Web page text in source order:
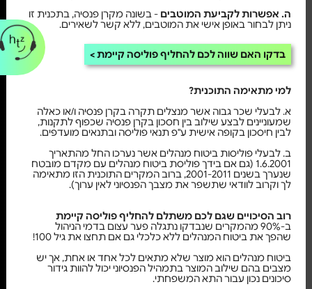
ה. אפשרות לקביעת המוטבים - בשונה מקרן פנסיה, בתכנית זו
ניתן לבחור באופן אישי את המוטבים, ללא קשר לשאירים.
בדקו האם שווה לכם להחליף פוליסה קיימת
למי מתאימה התוכנית?
א. לבעלי שכר גבוה אשר מנצלים תקרה בקרן פנסיה ו/או כאלה
שמעוניינים לבצע שילוב בין חסכון בקרן פנסיה שכפוף לתקנות,
לבין חיסכון בקופה אישית ע"פ תנאי פוליסה ובתנאים מועדפים.
ב. לבעלי פוליסות ביטוח מנהלים אשר נערכו החל מהתאריך
1.6.2001 (גם אם בידך פוליסת ביטוח מנהלים עם מקדם מובטח
שנערך בשנים 2001-2011, ברוב המקרים התוכנית הזו מתאימה
לך וקרוב לוודאי שתשפר את מצבך הפנסיוני לאין ערוך).
רוב הסיכויים שגם לכם משתלם להחליף פוליסה קיימת
ב-90% מהמקרים שנבדקו נתגלה פער עצום בדמי הניהול
שהפך את ביטוח המנהלים ללא כלכלי גם אם תחצו את גיל 100!
ביטוח מנהלים הוא מוצר שלא מתאים לכל אחד או אחת, אך יש
מצבים בהם שילוב המוצר בתמהיל הפנסיוני יכול להוות גידור
סיכונים נכון עבור התא המשפחתי.